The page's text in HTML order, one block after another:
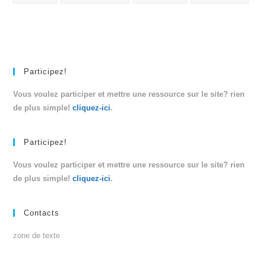
Participez!
Vous voulez participer et mettre une ressource sur le site? rien
de plus simple!cliquez-ici.
Participez!
Vous voulez participer et mettre une ressource sur le site? rien
de plus simple!cliquez-ici.
Contacts
zone de texte